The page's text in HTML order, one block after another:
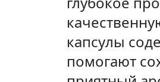
капсулы
помогают